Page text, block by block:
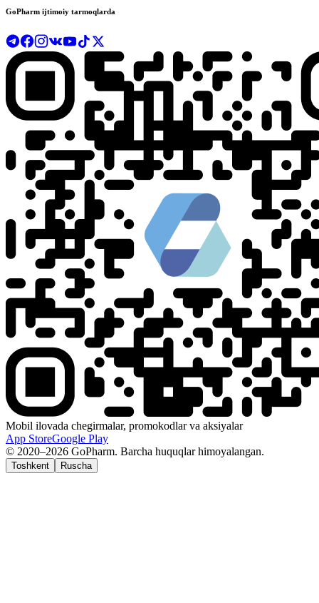
GoPharm ijtimoiy tarmoqlarda
Mobil ilovada chegirmalar, promokodlar va aksiyalar
App StoreGoogle Play
© 2020–2026 GoPharm. Barcha huquqlar himoyalangan.
Toshkent Ruscha